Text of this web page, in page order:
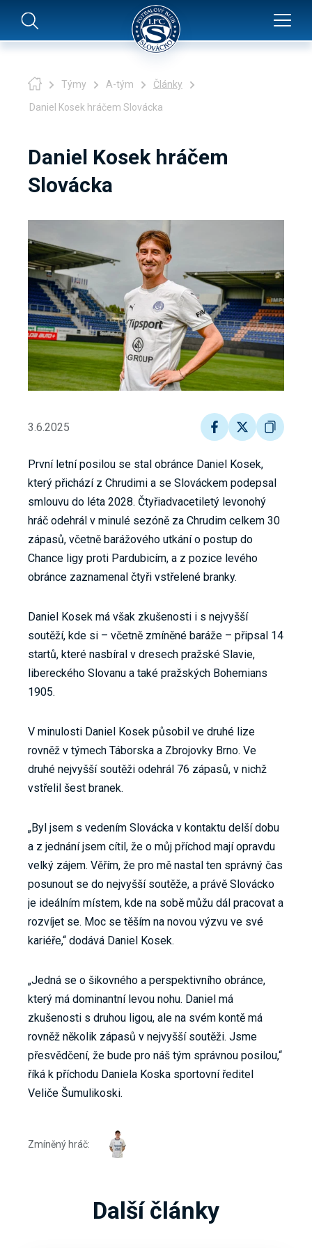
Týmy A-tým Články
Daniel Kosek hráčem Slovácka
Daniel Kosek hráčem
Slovácka
3.6.2025
První letní posilou se stal obránce Daniel Kosek,
který přichází z Chrudimi a se Slováckem podepsal
smlouvu do léta 2028. Čtyřiadvacetiletý levonohý
hráč odehrál v minulé sezóně za Chrudim celkem 30
zápasů, včetně barážového utkání o postup do
Chance ligy proti Pardubicím, a z pozice levého
obránce zaznamenal čtyři vstřelené branky.
Daniel Kosek má však zkušenosti i s nejvyšší
soutěží, kde si – včetně zmíněné baráže – připsal 14
startů, které nasbíral v dresech pražské Slavie,
libereckého Slovanu a také pražských Bohemians
1905.
V minulosti Daniel Kosek působil ve druhé lize
rovněž v týmech Táborska a Zbrojovky Brno. Ve
druhé nejvyšší soutěži odehrál 76 zápasů, v nichž
vstřelil šest branek.
„Byl jsem s vedením Slovácka v kontaktu delší dobu
a z jednání jsem cítil, že o můj příchod mají opravdu
velký zájem. Věřím, že pro mě nastal ten správný čas
posunout se do nejvyšší soutěže, a právě Slovácko
je ideálním místem, kde na sobě můžu dál pracovat a
rozvíjet se. Moc se těším na novou výzvu ve své
kariéře,“ dodává Daniel Kosek.
„Jedná se o šikovného a perspektivního obránce,
který má dominantní levou nohu. Daniel má
zkušenosti s druhou ligou, ale na svém kontě má
rovněž několik zápasů v nejvyšší soutěži. Jsme
přesvědčení, že bude pro náš tým správnou posilou,“
říká k příchodu Daniela Koska sportovní ředitel
Veliče Šumulikoski.
Zmíněný hráč:
Další články